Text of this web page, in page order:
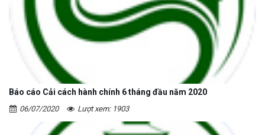
Báo cáo Cải cách hành chính 6 tháng đầu năm 2020
06/07/2020 Lượt xem: 1903